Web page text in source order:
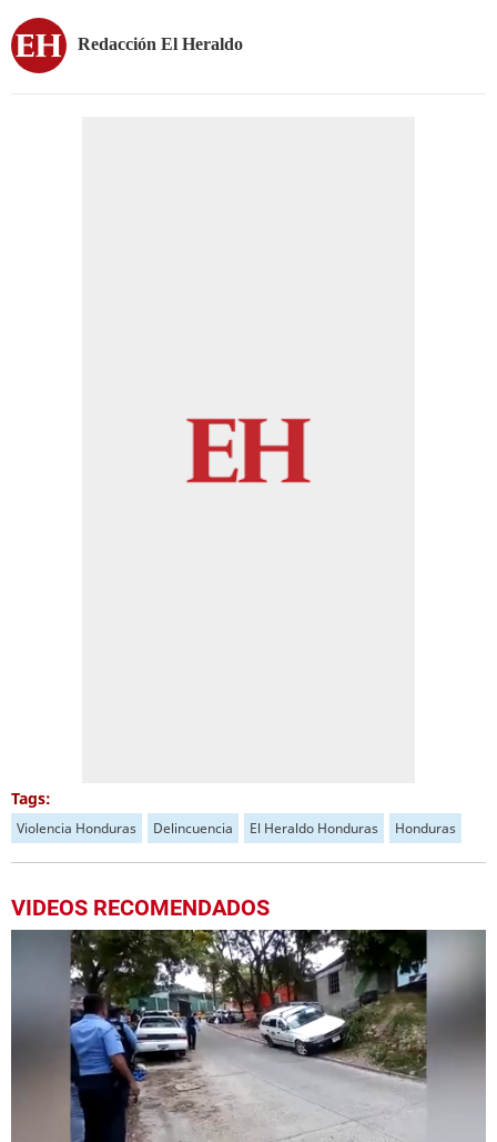
Redacción El Heraldo
Tags:
Violencia Honduras Delincuencia El Heraldo Honduras Honduras
VIDEOS RECOMENDADOS